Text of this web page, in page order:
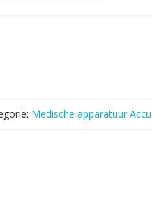
Medische apparatuur Accu